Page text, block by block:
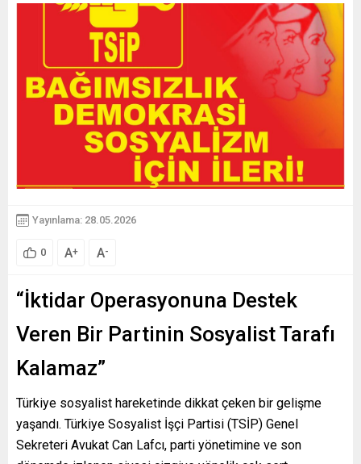
Yayınlama: 28.05.2026
0 A+ A-
“İktidar Operasyonuna Destek
Veren Bir Partinin Sosyalist Tarafı
Kalamaz”
Türkiye sosyalist hareketinde dikkat çeken bir gelişme
yaşandı. Türkiye Sosyalist İşçi Partisi (TSİP) Genel
Sekreteri Avukat Can Lafcı, parti yönetimine ve son